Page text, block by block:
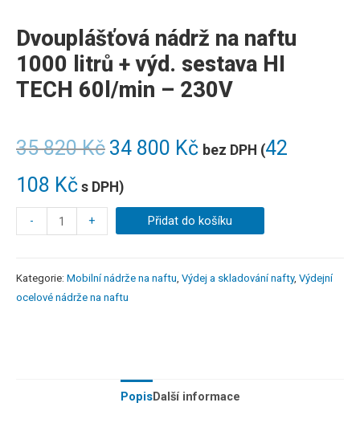
Dvouplášťová nádrž na naftu
1000 litrů + výd. sestava HI
TECH 60l/min – 230V
35 820Kč 34 800 Kč bez DPH (42
108 Kč s DPH)
- + Přidat do košíku
Kategorie: Mobilní nádrže na naftu Výdej a skladování nafty, Výdejní
ocelové nádrže na naftu
PopisDalší informace